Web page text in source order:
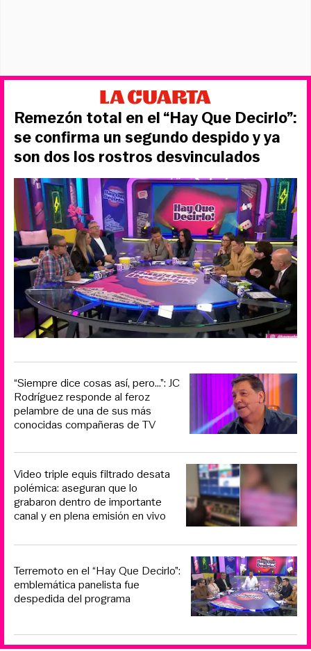
Remezón total en el “Hay Que Decirlo”:
se confirma un segundo despido y ya
son dos los rostros desvinculados
“Siempre dice cosas así, pero...”: JC
Rodríguez responde al feroz
pelambre de una de sus más
conocidas compañeras de TV
Video triple equis filtrado desata
polémica: aseguran que lo
grabaron dentro de importante
canal y en plena emisión en vivo
Terremoto en el “Hay Que Decirlo”:
emblemática panelista fue
despedida del programa